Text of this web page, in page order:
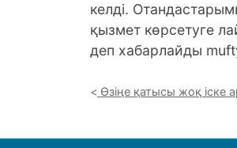
келді.
қызмет көрсетуге
деп хабарлайды
Өзіңе қатысы жоқ іске